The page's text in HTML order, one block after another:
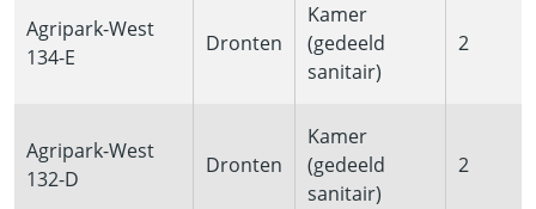
Agripark-West
134-E
Dronten
Kamer
(gedeeld
sanitair)
2
Agripark-West
132-D
Dronten
Kamer
(gedeeld
sanitair)
2